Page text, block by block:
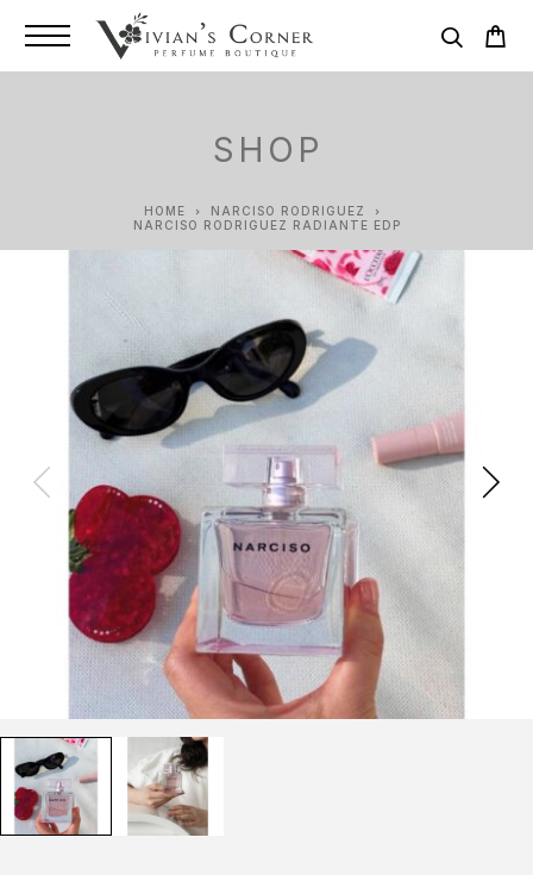
SHOP
HOME
NARCISO RODRIGUEZ
NARCISO RODRIGUEZ RADIANTE EDP